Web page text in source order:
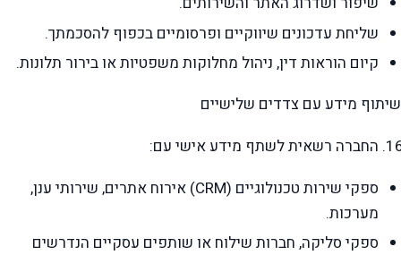
שליחת עדכונים שיווקיים ופרסומיים בכפוף להסכמתך.
קיום הוראות דין, ניהול מחלוקות משפטיות או בירור תלונות.
שיתוף מידע עם צדדים שלישיים
החברה רשאית לשתף מידע אישי עם:
ספקי שירות טכנולוגיים (CRM) אירוח אתרים, שירותי ענן,
מערכות.
ספקי סליקה, חברות שילוח או שותפים עסקיים הנדרשים